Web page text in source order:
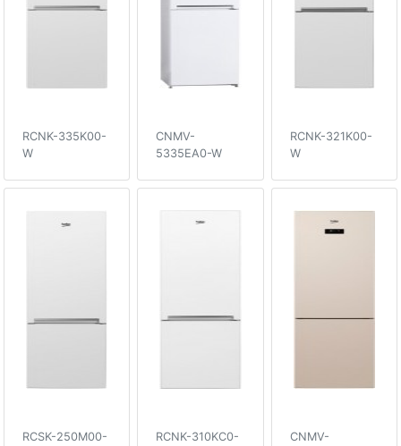
RCNK-335K00-
W
CNMV-
5335EA0-W
RCNK-321K00-
W
RCSK-250M00-
RCNK-310KC0-
CNMV-